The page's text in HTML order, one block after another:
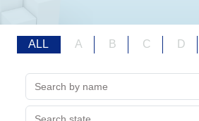
ALL A B C D